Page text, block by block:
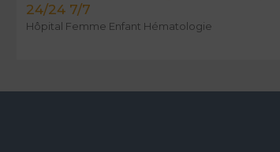
24/24 7/7
Hôpital Femme Enfant Hématologie